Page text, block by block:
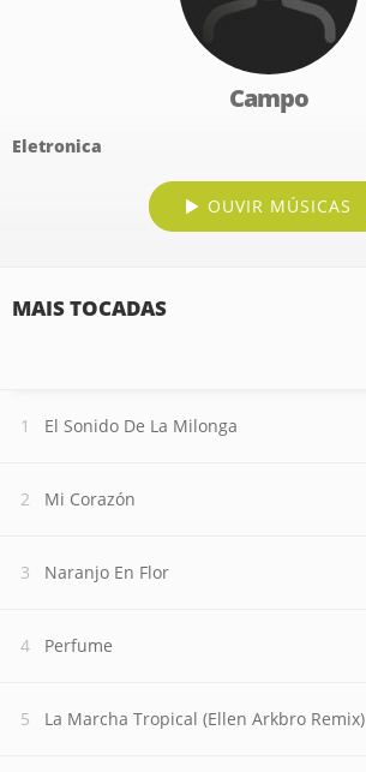
Campo
Eletronica
OUVIR MÚSICAS
MAIS TOCADAS
El Sonido De La Milonga
Mi Corazón
Naranjo En Flor
Perfume
La Marcha Tropical (Ellen Arkbro Remix)